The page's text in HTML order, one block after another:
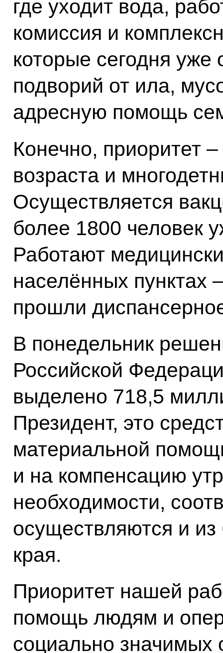
где уходит вода,
комиссия и
которые сегодня уже
подворий от ила,
адресную помощь
Конечно, приоритет
возраста и
Осуществляется
более 1800 человек
Работают
населённых пунктах
прошли
В понедельник
Российской
выделено 718,5
Президент, это
материальной
и на компенсацию
необходимости,
осуществляются и
края.
Приоритет нашей
помощь людям и
социально значимых